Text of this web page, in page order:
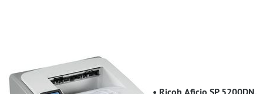
• Ricoh Aficio SP 5200DN.